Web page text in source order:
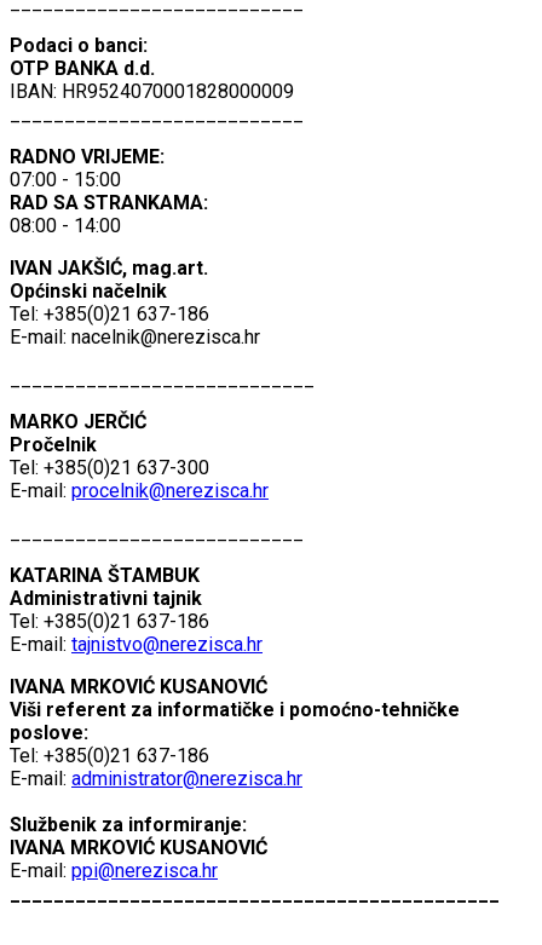
Podaci o banci:
OTP BANKA d.d.
IBAN: HR9524070001828000009
RADNO VRIJEME:
07:00 - 15:00
RAD SA STRANKAMA:
08:00 - 14:00
IVAN JAKŠIĆ, mag.art.
Općinski načelnik
Tel: +385(0)21 637-186
E-mail: nacelnik@nerezisca.hr
MARKO JERČIĆ
Pročelnik
Tel: +385(0)21 637-300
E-mail: procelnik@nerezisca.hr
KATARINA ŠTAMBUK
Administrativni tajnik
Tel: +385(0)21 637-186
E-mail: tajnistvo@nerezisca.hr
IVANA MRKOVIĆ KUSANOVIĆ
Viši referent za informatičke i pomoćno-tehničke
poslove:
Tel: +385(0)21 637-186
E-mail: administrator@nerezisca.hr
Službenik za informiranje:
IVANA MRKOVIĆ KUSANOVIĆ
E-mail: ppi@nerezisca.hr